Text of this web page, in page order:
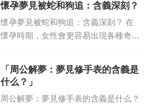
象征著渴望精神上的滿足，想要從處在
安定環境要求中逃離的心理。...
懷孕夢見被蛇和狗追：含義深刻？
懷孕夢見被蛇和狗追：含義深刻？ 在
懷孕時期，女性會更容易出現各種奇特
境到底有什么隱藏的意義？下文將對此
作深入分析，以尋找出真正的含...
「周公解夢：夢見修手表的含義是
什么？」
周公解夢：夢見修手表的含義是什么？